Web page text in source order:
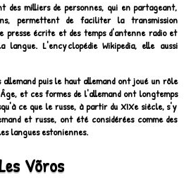
des milliers de personnes, qui en partageant,
permettent de faciliter la transmission
presse écrite et des temps d'antenne radio et
L'encyclopédie Wikipedia, elle aussi
allemand puis le haut allemand ont joué un rôle
et ces formes de l'allemand ont longtemps
ce que le russe, à partir du XIXe siècle, s'y
et russe, ont été considérées comme des
langues estoniennes.
Les Võros